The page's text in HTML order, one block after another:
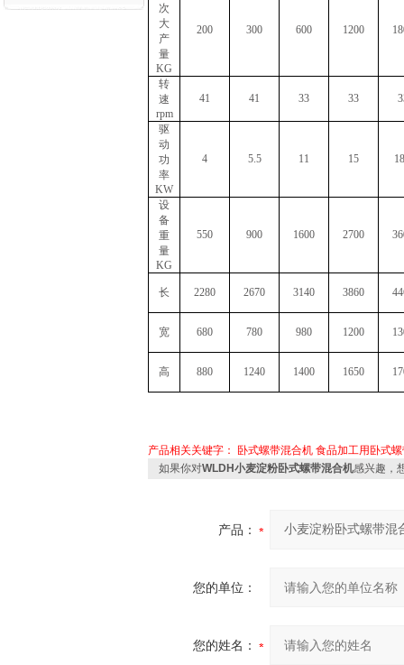
次
大
产
量
KG
200 300 600 1200
转
速
rpm
41 41 33 33
驱
动
功
率
KW
4 5.5 11 15
设
备
重
量
KG
550 900 1600 2700
长 2280 2670 3140 3860
宽 680 780 980 1200
高 880 1240 1400 1650
产品相关关键字： 卧式螺带混合机 食品加工用卧式
如果你对WLDH小麦淀粉卧式螺带混合机感兴趣，
产品：
您的单位：
您的姓名：